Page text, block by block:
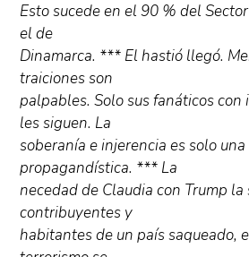
Esto sucede en el 90 % del
el de
Dinamarca. *** El hastió llegó.
traiciones son
palpables. Solo sus fanáticos con
les siguen. La
soberanía e injerencia es solo
propagandística. *** La
necedad de Claudia con Trump
contribuyentes y
habitantes de un país saqueado,